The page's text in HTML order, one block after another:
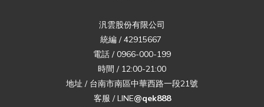
汎雲股份有限公司
統編 / 42915667
電話 / 0966-000-199
時間 / 12:00-21:00
地址 / 台南市南區中華西路一段21號
客服 / LINE@qek888